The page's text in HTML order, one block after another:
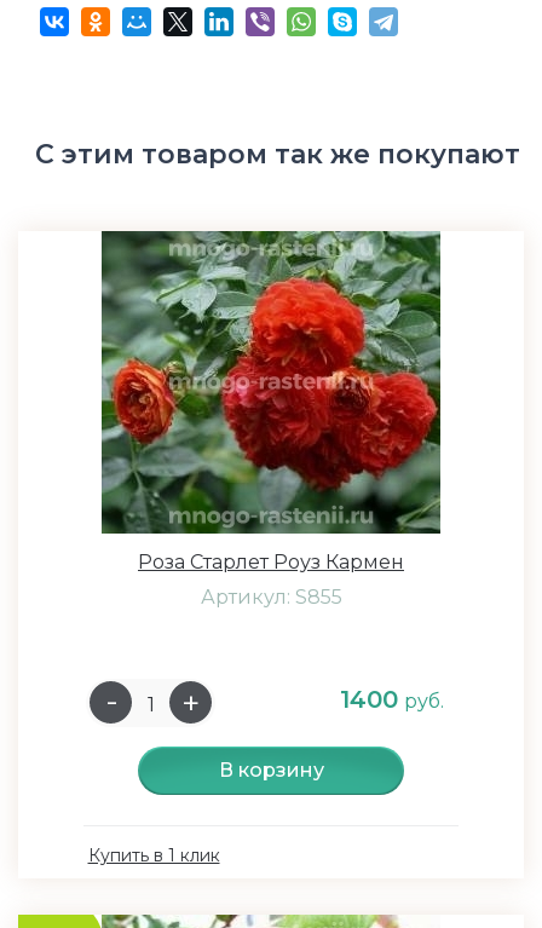
С этим товаром так же покупают
Роза Старлет Роуз Кармен
Артикул: S855
1400 руб.
В корзину
Купить в 1 клик